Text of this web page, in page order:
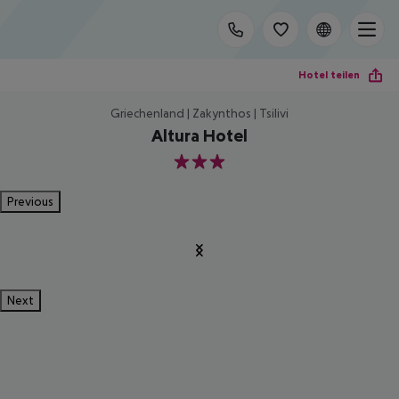
Hotel teilen
Griechenland | Zakynthos | Tsilivi
Altura Hotel
3
Previous
Next